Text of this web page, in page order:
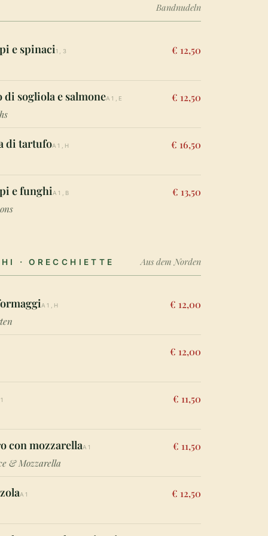
Bandnudeln
e spinaci1,3 € 12,50
sogliola e salmoneA1,E € 12,50
di tartufoA1,H € 16,50
e funghiA1,B € 13,50
· ORECCHIETTE Aus dem Norden
A1,H € 12,00
€ 12,00
€ 11,50
con mozzarellaA1
& Mozzarella
€ 11,50
A1 € 12,50